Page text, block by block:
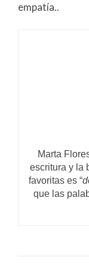
empatía..
Marta
escritura y la
favoritas es “
que las